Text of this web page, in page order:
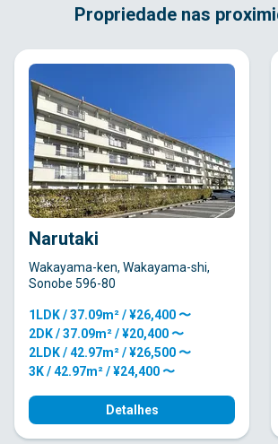
Propriedade nas
Narutaki
Wakayama-ken, Wakayama-shi,
Sonobe 596-80
1LDK / 37.09m² / ¥26,400 〜
2DK / 37.09m² / ¥20,400 〜
2LDK / 42.97m² / ¥26,500 〜
3K / 42.97m² / ¥24,400 〜
Detalhes